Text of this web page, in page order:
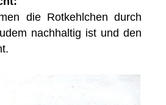
die Rotkehlchen durch
nachhaltig ist und den